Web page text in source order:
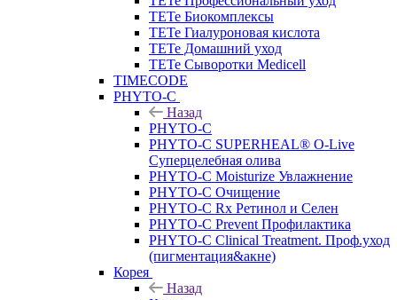
TETe Биокомплексы
TETe Гиалуроновая кислота
TETe Домашний уход
TETe Сыворотки Medicell
TIMECODE
PHYTO-C
Назад
PHYTO-C
PHYTO-C SUPERHEAL® O-Live
Суперцелебная олива
PHYTO-C Moisturize Увлажнение
PHYTO-C Очищение
PHYTO-C Rx Ретинол и Селен
PHYTO-C Prevent Профилактика
PHYTO-C Clinical Treatment. Проф.уход
(пигментация&акне)
Корея
Назад